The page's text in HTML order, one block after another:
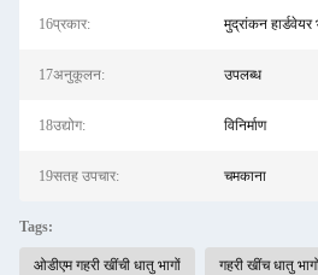
16प्रकार: मुद्रांकन हार्डवेयर
17अनुकूलन: उपलब्ध
18उद्योग: विनिर्माण
19सतह उपचार: चमकाना
Tags:
ओडीएम गहरी खींची धातु भागों गहरी खींच धातु